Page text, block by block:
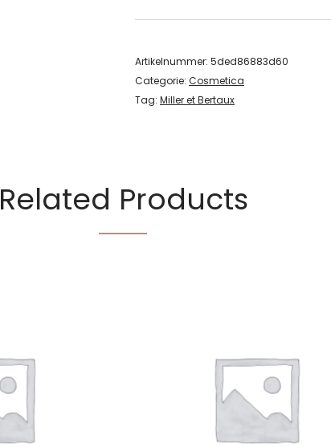
Artikelnummer: 5ded86883d60
Categorie: Cosmetica
Tag: Miller et Bertaux
Related Products